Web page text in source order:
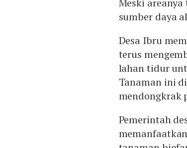
Meski
sumber daya
Desa Ibru
terus
lahan tidur
Tanaman ini
mendongkrak
Pemerintah